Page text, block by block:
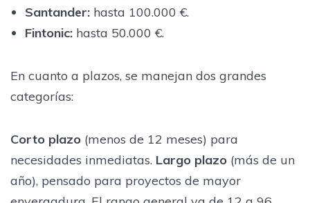
Santander:hasta 100.000 €.
Fintonic:hasta 50.000 €.
En cuanto a plazos, se manejan dos grandes
categorías:
Corto plazo (menos de 12 meses) para
necesidades inmediatas. Largo plazo (más de un
año), pensado para proyectos de mayor